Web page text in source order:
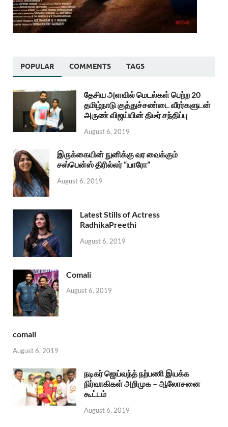
POPULAR COMMENTS TAGS
தேசிய அளவில் மெடல்கள் பெற்ற 20
தமிழ்நாடு குத்துச்சண்டை வீரர்களுடன்
அருண் விஜய்யின் திடீர் சந்திப்பு
August 6, 2019
இருக்கையின் நுனிக்கு வர வைக்கும்
சஸ்பென்ஸ் திரில்லர் “யாரோ”
August 6, 2019
Latest Stills of Actress
RadhikaPreethi
August 6, 2019
Comali
August 6, 2019
comali
August 6, 2019
நடிகர் ஜெய்வந்த் நற்பணி இயக்க
நிர்வாகிகள் அறிமுக – ஆலோசனை
கூட்டம்
August 6, 2019